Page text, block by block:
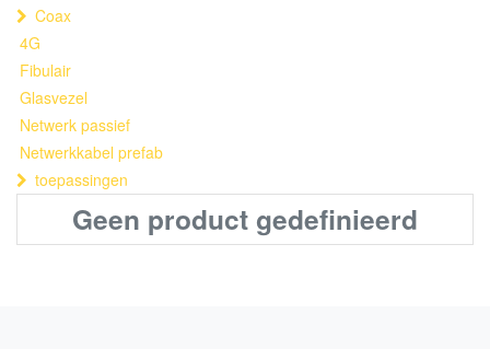
Coax
4G
Fibulair
Glasvezel
Netwerk passief
Netwerkkabel prefab
toepassingen
Geen product gedefinieerd